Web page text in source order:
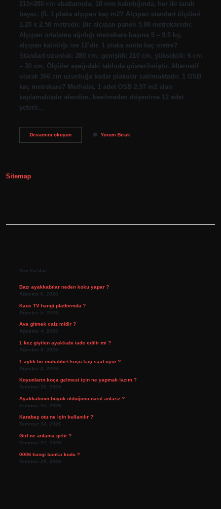
210×280 cm ebatlarında, 18 mm kalınlığında, her iki tarafı
beyaz. (5. 1 plaka alçıpan kaç m2? Alçıpan standart ölçüleri
1.20 x 2.50 metredir. Bir alçıpan paneli 3.00 metrekaredir.
Alçıpan ortalama ağırlığı metrekare başına 9 – 9.5 kg,
alçıpan kalınlığı ise 12’dir. 1 plaka sunta kaç metre?
Standart uzunluk: 280 cm, genişlik: 210 cm, yükseklik: 6 cm
– 30 cm. Ölçüler aşağıdaki tabloda gösterilmiştir. Alternatif
olarak 366 cm uzunluğa kadar plakalar satılmaktadır. 1 OSB
kaç metrekare? Merhaba, 1 adet OSB 2,97 m2 alan
kaplamaktadır efendim, kesilmeden döşenirse 12 adet
yeterli…
Devamını okuyun1
Yorum Bırak
Sitemap
Son Yazılar
Bazı ayakkabılar neden koku yapar ?
Ağustos 6, 2026
Kaos TV hangi platformda ?
Ağustos 5, 2026
Ava gitmek caiz midir ?
Ağustos 4, 2026
1 kez giyilen ayakkabı iade edilir mi ?
Ağustos 3, 2026
1 aylık bir muhabbet kuşu kaç saat uyur ?
Ağustos 3, 2026
Koyunların koça gelmesi için ne yapmak lazım ?
Temmuz 26, 2026
Ayakkabının büyük olduğunu nasıl anlarız ?
Temmuz 25, 2026
Karabaş otu ne için kullanılır ?
Temmuz 24, 2026
Girl ne anlama gelir ?
Temmuz 22, 2026
0006 hangi banka kodu ?
Temmuz 20, 2026